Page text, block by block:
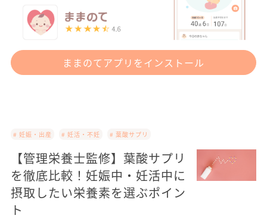
ままのてアプリをインストール
# 妊娠・出産 # 妊活・不妊 # 葉酸サプリ
【管理栄養士監修】葉酸サプリ
を徹底比較！妊娠中・妊活中に
摂取したい栄養素を選ぶポイン
ト